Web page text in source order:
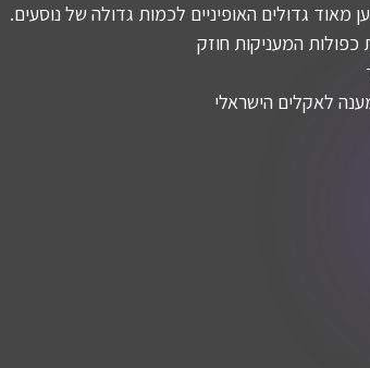
מאוד גדולים האופיניים לכמות גדולה של נוסעים.
כפולות המעניקות חוזק
לאקלים הישראלי